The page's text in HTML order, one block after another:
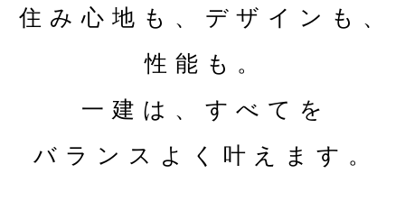
住み心地も、デザインも、
性能も。
一建は、すべてを
バランスよく叶えます。